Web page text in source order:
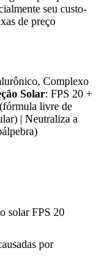
seu custo-
de preço
Complexo
Solar: FPS 20 +
livre de
| Neutraliza a
solar FPS 20
por